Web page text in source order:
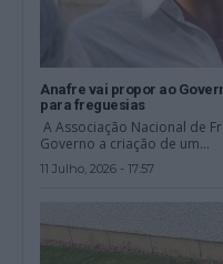
Anafre vai propor ao
para freguesias
A Associação Nacional de
Governo a criação de um...
11 Julho, 2026 - 17:57